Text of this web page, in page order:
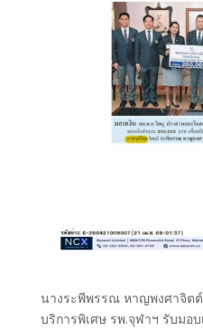
นางระพีพรรณ หาญพงศาจิต
บริการพิเศษ รพ.จุฬาฯ รับมอ